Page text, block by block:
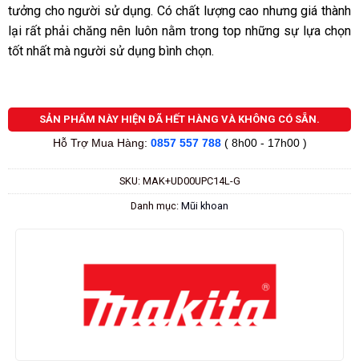
tưởng cho người sử dụng. Có chất lượng cao nhưng giá thành
lại rất phải chăng nên luôn nằm trong top những sự lựa chọn
tốt nhất mà người sử dụng bình chọn.
SẢN PHẨM NÀY HIỆN ĐÃ HẾT HÀNG VÀ KHÔNG CÓ SẴN.
Hỗ Trợ Mua Hàng: 0857 557 788 ( 8h00 - 17h00 )
SKU: MAK+UD00UPC14L-G
Danh mục: Mũi khoan